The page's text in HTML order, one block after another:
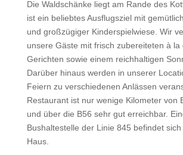
Die Waldschänke liegt am Rande des
ist ein beliebtes Ausflugsziel mit
und großzügiger Kinderspielwiese. Wir
unsere Gäste mit frisch zubereiteten à la
Gerichten sowie einem reichhaltigen
Darüber hinaus werden in unserer
Feiern zu verschiedenen Anlässen
Restaurant ist nur wenige Kilometer von
und über die B56 sehr gut erreichbar.
Bushaltestelle der Linie 845 befindet
Haus.